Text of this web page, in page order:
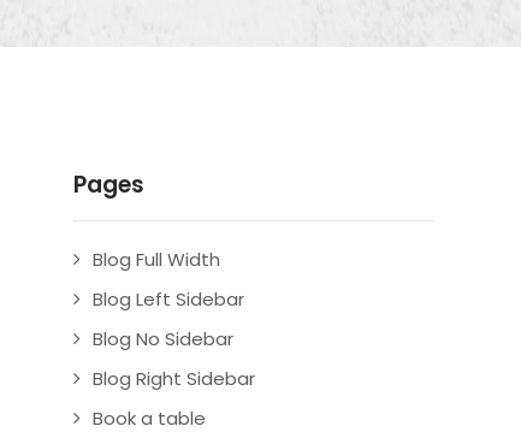
Pages
Blog Full Width
Blog Left Sidebar
Blog No Sidebar
Blog Right Sidebar
Book a table